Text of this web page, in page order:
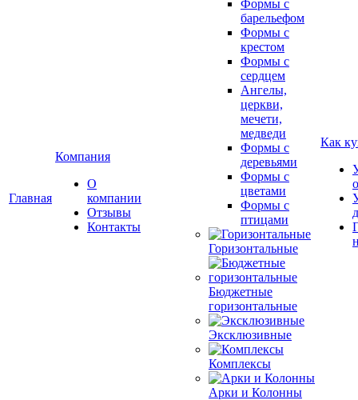
Главная
Компания
О
компании
Отзывы
Контакты
Формы с
барельефом
Формы с
крестом
Формы с
сердцем
Ангелы,
церкви,
мечети,
медведи
Формы с
деревьями
Формы с
цветами
Формы с
птицами
Горизонтальные
Бюджетные
горизонтальные
Эксклюзивные
Комплексы
Арки и Колонны
Как